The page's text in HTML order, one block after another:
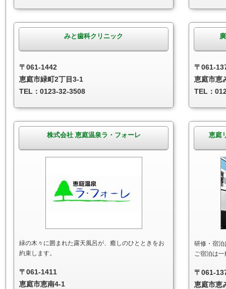
みと歯科クリニック
〒061-1442
恵庭市緑町2丁目3-1
TEL：0123-32-3508
〒061-
恵庭市恵
TEL：
株式会社 恵庭温泉ラ・フォーレ
緑の木々に囲まれた露天風呂が、癒しのひとときをお
約束します。
〒061-1411
恵庭市恵南4-1
恵庭
研修・宿
ご宿泊は
〒061-
恵庭市恵